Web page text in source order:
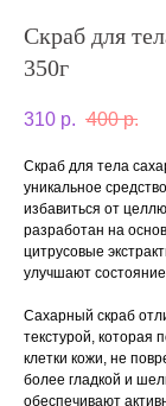
Скраб для
350г
310 р. 400 р.
Скраб для тела
уникальное
избавиться от
разработан на
цитрусовые
улучшают
Сахарный скраб
текстурой, которая
клетки кожи, не
более гладкой и
обеспечивают